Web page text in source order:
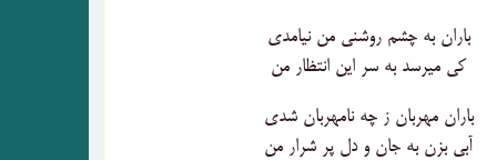
باران به چشم روشنی من نیامدی
کی میرسد به سر این انتظار من
باران مهربان ز چه نامهربان شدی
آبی بزن به جان و دل پر شرار من